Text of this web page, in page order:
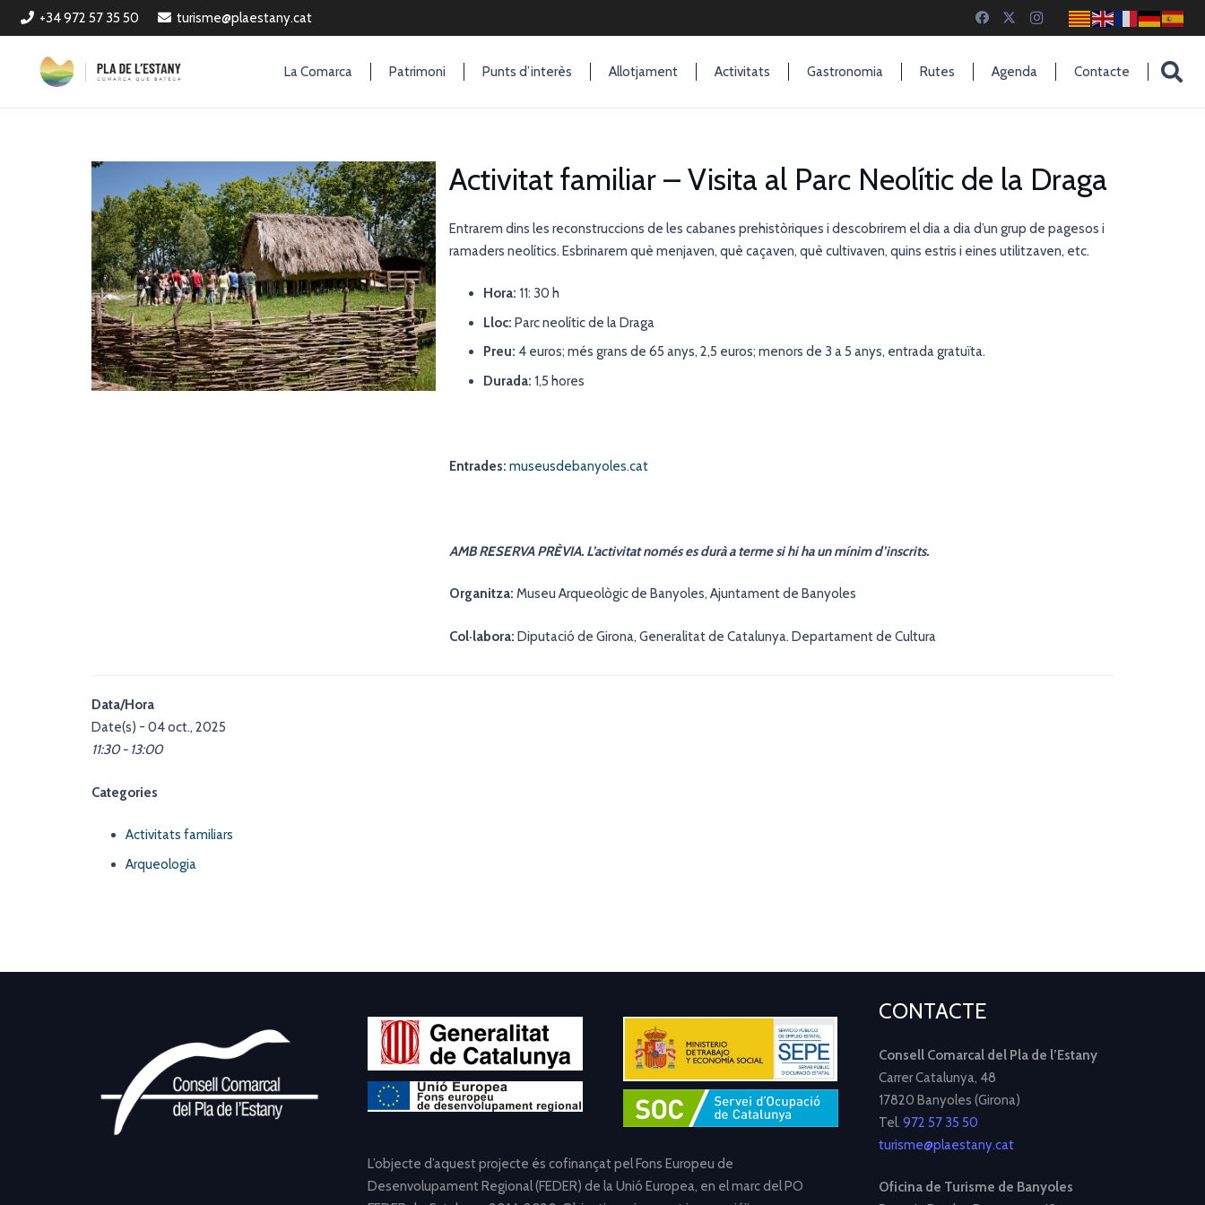
+34 972 57 35 50 turisme@plaestany.cat
La Comarca Patrimoni Punts d’interès Allotjament Activitats Gastronomia Rutes Agenda Contacte
Activitat familiar – Visita al Parc Neolític de la Draga
Entrarem dins les reconstruccions de les cabanes prehistòriques i descobrirem el dia a dia d’un grup de pagesos i
ramaders neolítics. Esbrinarem què menjaven, què caçaven, què cultivaven, quins estris i eines utilitzaven, etc.
Hora: 11: 30 h
Lloc: Parc neolític de la Draga
Preu: 4 euros; més grans de 65 anys, 2,5 euros; menors de 3 a 5 anys, entrada gratuïta.
Durada: 1,5 hores
Entrades: museusdebanyoles.cat
AMB RESERVA PRÈVIA. L’activitat només es durà a terme si hi ha un mínim d’inscrits.
Organitza: Museu Arqueològic de Banyoles, Ajuntament de Banyoles
Col·labora: Diputació de Girona, Generalitat de Catalunya. Departament de Cultura
Data/Hora
Date(s) - 04 oct., 2025
11:30 - 13:00
Categories
Activitats familiars
Arqueologia
L’objecte d’aquest projecte és cofinançat pel Fons Europeu de
Desenvolupament Regional (FEDER) de la Unió Europea, en el marc del PO
CONTACTE
Consell Comarcal del Pla de l’Estany
Carrer Catalunya, 48
17820 Banyoles (Girona)
Tel. 972 57 35 50
turisme@plaestany.cat
Oficina de Turisme de Banyoles